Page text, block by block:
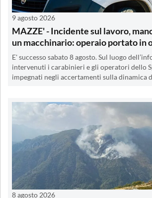
9 agosto 2026
MAZZE' - Incidente sul lavoro,
un macchinario: operaio portato in
E' successo sabato 8 agosto. Sul luogo
intervenuti i carabinieri e gli operatori dello
impegnati negli accertamenti sulla dinamica
8 agosto 2026